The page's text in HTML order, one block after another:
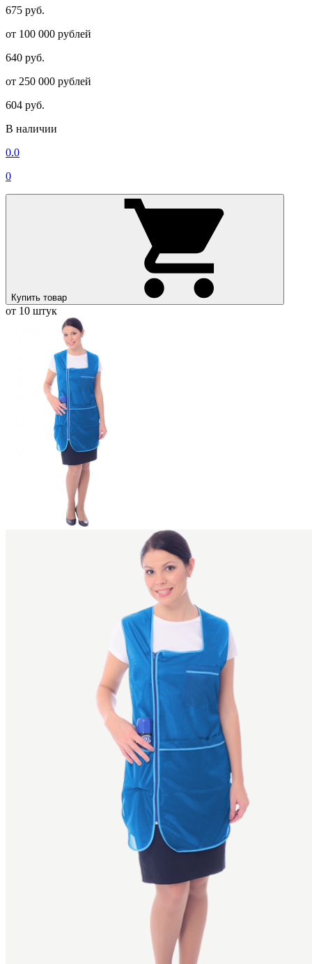
675 руб.
от 100 000 рублей
640 руб.
от 250 000 рублей
604 руб.
В наличии
0.0
0
Купить товар
от 10 штук